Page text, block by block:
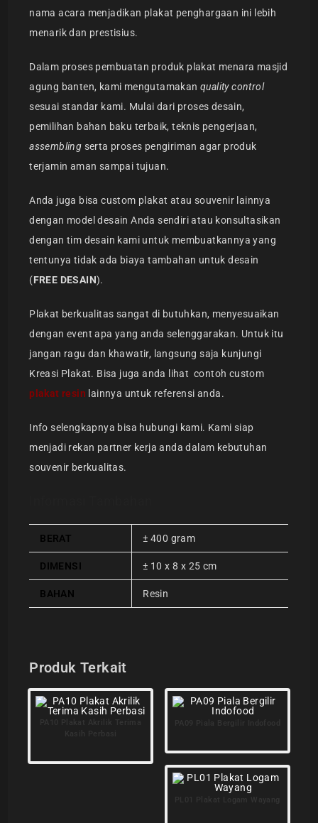
nama acara menjadikan plakat penghargaan ini lebih
menarik dan prestisius.
Dalam proses pembuatan produk plakat menara masjid
agung banten, kami mengutamakanquality control
sesuai standar kami. Mulai dari proses desain,
pemilihan bahan baku terbaik, teknis pengerjaan,
assembling serta proses pengiriman agar produk
terjamin aman sampai tujuan.
Anda juga bisa custom plakat atau souvenir lainnya
dengan model desain Anda sendiri atau konsultasikan
dengan tim desain kami untuk membuatkannya yang
tentunya tidak ada biaya tambahan untuk desain
(FREE DESAIN).
Plakat berkualitas sangat di butuhkan, menyesuaikan
dengan event apa yang anda selenggarakan. Untuk itu
jangan ragu dan khawatir, langsung saja kunjungi
Kreasi Plakat. Bisa juga anda lihat contoh custom
plakat resin lainnya untuk referensi anda.
Info selengkapnya bisa hubungi kami. Kami siap
menjadi rekan partner kerja anda dalam kebutuhan
souvenir berkualitas.
BERAT ± 400 gram
DIMENSI ± 10 x 8 x 25 cm
BAHAN Resin
Produk Terkait